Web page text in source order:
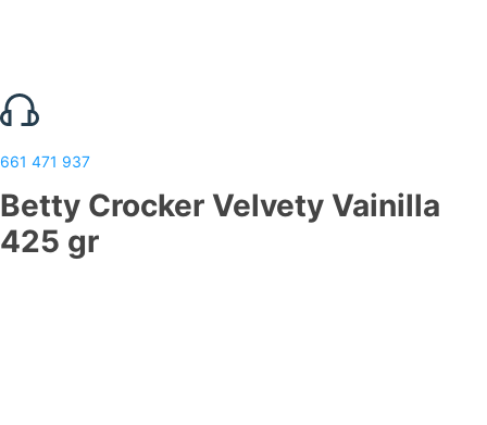
661 471 937
Betty Crocker Velvety Vainilla
425 gr